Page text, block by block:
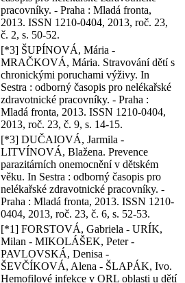
pracovníky. - Praha : Mladá fronta,
2013. ISSN 1210-0404, 2013, roč. 23,
č. 2, s. 50-52.
[*3] ŠUPÍNOVÁ, Mária -
MRAČKOVÁ, Mária. Stravování dětí s
chronickými poruchami výživy. In
Sestra : odborný časopis pro nelékařské
zdravotnické pracovníky. - Praha :
Mladá fronta, 2013. ISSN 1210-0404,
2013, roč. 23, č. 9, s. 14-15.
[*3] DUČAIOVÁ, Jarmila -
LITVÍNOVÁ, Blažena. Prevence
parazitárních onemocnění v dětském
věku. In Sestra : odborný časopis pro
nelékařské zdravotnické pracovníky. -
Praha : Mladá fronta, 2013. ISSN 1210-
0404, 2013, roč. 23, č. 6, s. 52-53.
[*1] FORSTOVÁ, Gabriela - URÍK,
Milan - MIKOLÁŠEK, Peter -
PAVLOVSKÁ, Denisa -
ŠEVČÍKOVÁ, Alena - ŠLAPÁK, Ivo.
Hemofilové infekce v ORL oblasti u dětí